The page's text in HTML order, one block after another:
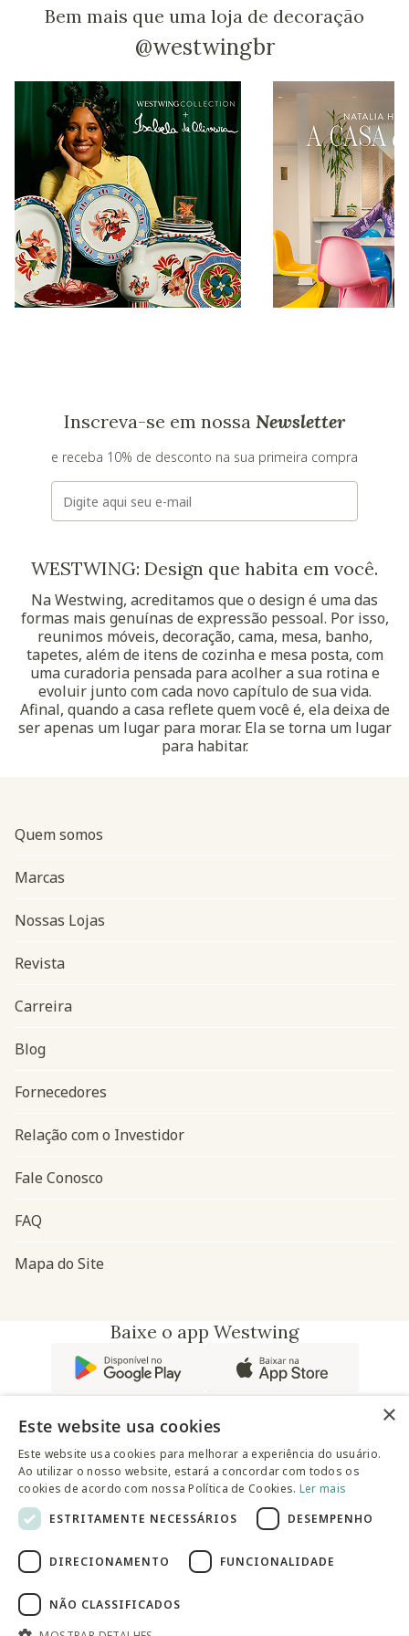
Bem mais que uma loja de decoração
@westwingbr
Inscreva-se em nossa Newsletter
e receba 10% de desconto na sua primeira compra
E-mail
WESTWING: Design que habita em você.
Na Westwing, acreditamos que o design é uma das
formas mais genuínas de expressão pessoal. Por isso,
reunimos móveis, decoração, cama, mesa, banho,
tapetes, além de itens de cozinha e mesa posta, com
uma curadoria pensada para acolher a sua rotina e
evoluir junto com cada novo capítulo de sua vida.
Afinal, quando a casa reflete quem você é, ela deixa de
ser apenas um lugar para morar. Ela se torna um lugar
para habitar.
Navegação do rodapé
Quem somos
Marcas
Nossas Lojas
Revista
Carreira
Blog
Fornecedores
Relação com o Investidor
Fale Conosco
FAQ
Mapa do Site
Baixe o app Westwing
@westwingbr
Somos uma empresa certificada
© 2025 Westwing Comércio Varejista S.A WESTWING
Av. Queiroz Filho, 1700 - Torre A 5° andar - Vila Hamburguesa -
São Paulo
×
Este website usa cookies
Este website usa cookies para melhorar a experiência do usuário.
Ao utilizar o nosso website, estará a concordar com todos os
cookies de acordo com nossa Política de Cookies. Ler mais
ESTRITAMENTE NECESSÁRIOS
DESEMPENHO
DIRECIONAMENTO FUNCIONALIDADE
NÃO CLASSIFICADOS